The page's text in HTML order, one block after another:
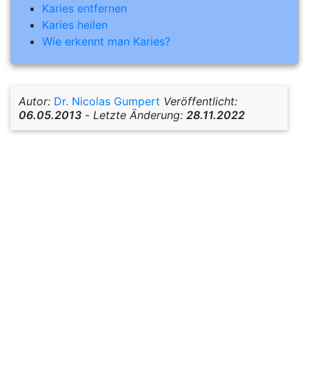
Karies entfernen
Karies heilen
Wie erkennt man Karies?
Autor: Dr. Nicolas Gumpert Veröffentlicht:
06.05.2013 - Letzte Änderung: 28.11.2022